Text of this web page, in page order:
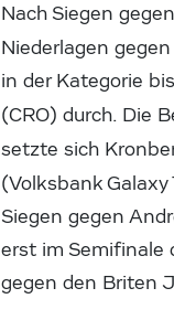
Nach Siegen
Niederlagen
in der Kategorie
(CRO) durch. Die
setzte sich
(Volksbank
Siegen gegen
erst im Semifinale
gegen den Briten